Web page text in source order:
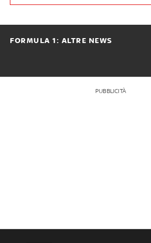
FORMULA 1: ALTRE NEWS
PUBBLICITÀ